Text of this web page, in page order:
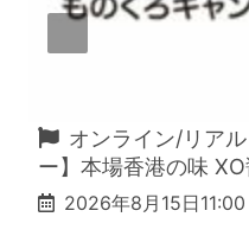
オンライン/リア
ー】本場香港の味
2026年8月15日11:00